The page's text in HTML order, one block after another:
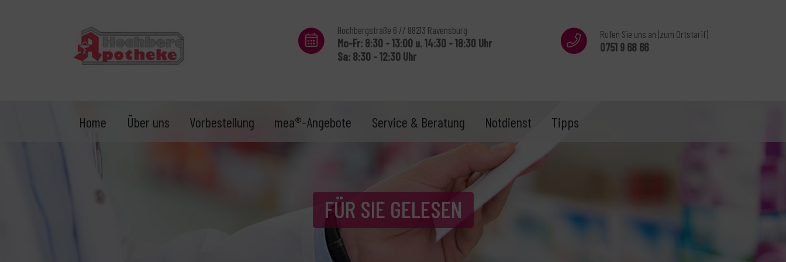
Hochbergstraße 6 // 88213 Ravensburg
Mo-Fr: 8:30 - 13:00 u. 14:30 - 18:30 Uhr
Sa: 8:30 - 12:30 Uhr
Rufen Sie uns an (zum Ortstarif)
0751 9 68 66
Home Über uns Vorbestellung mea®-Angebote Service & Beratung Notdienst Tipps
FÜR SIE GELESEN